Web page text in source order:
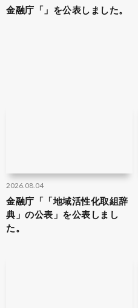
金融庁「」を公表しました。
2026.08.04
金融庁「「地域活性化取組辞
典」の公表」を公表しまし
た。